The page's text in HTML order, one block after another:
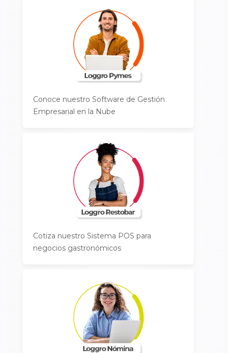
Conoce nuestro Software de Gestión
Empresarial en la Nube
Cotiza nuestro Sistema POS para
negocios gastronómicos